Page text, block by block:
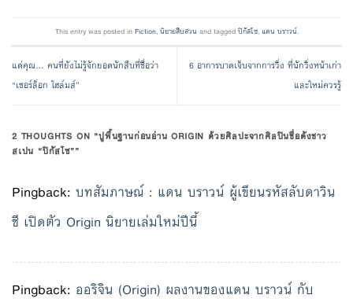
This entry was posted inFiction,นิยายสืบสวน and taggedปิกัสโซ, แดน บราวน์.
แด่คุณ… คนที่ยังไม่รู้จักยอดนักสืบที่ชื่อว่า
“เชอร์ล็อก โฮล์มส์”
6 อาการบาดเจ็บจากการวิ่ง ที่นักวิ่งหน้าเก่า
และใหม่ควรรู้
2 THOUGHTS ON “ปูพื้นฐานก่อนอ่าน ORIGIN ด้วยศิลปะจากศิลปินชื่อดังชาว
สเปน “ปิกัสโซ””
Pingback: บทสัมภาษณ์ : แดน บราวน์ ผู้เขียนรหัสลับดาวิน
ชี เปิดตัว Origin นิยายเล่มใหม่ปีนี้
Pingback: ออริจิน (Origin) ผลงานของแดน บราวน์ กับ